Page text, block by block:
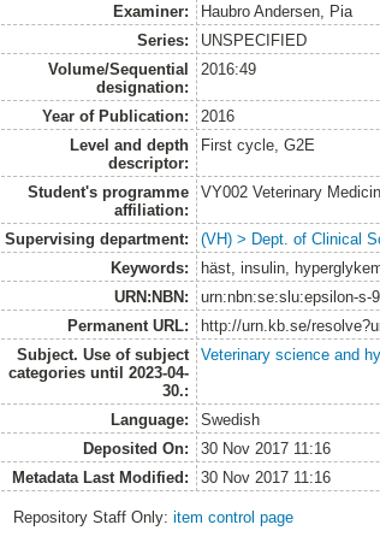
Examiner:
Haubro Andersen, Pia
Series:
UNSPECIFIED
Volume/Sequential
designation:
2016:49
Year of Publication:
2016
Level and depth
descriptor:
First cycle, G2E
Student's programme
affiliation:
VY002 Veterinary
Supervising department:
(VH) > Dept. of Clinical
Keywords:
häst, insulin,
URN:NBN:
urn:nbn:se:slu:epsilon-s-
Permanent URL:
http://urn.kb.se/
Subject. Use of subject
categories until 2023-04-
30.:
Veterinary science and
Language:
Swedish
Deposited On:
30 Nov 2017 11:16
Metadata Last Modified:
30 Nov 2017 11:16
Repository Staff Only:item control page